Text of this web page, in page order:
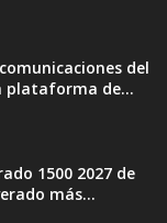
del
plataforma de...
1500 2027 de
más...